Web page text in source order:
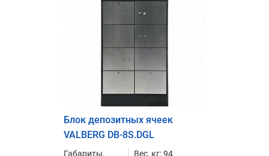
Блок депозитных ячеек
VALBERG DB-8S.DGL
Габариты,
Вес, кг: 94